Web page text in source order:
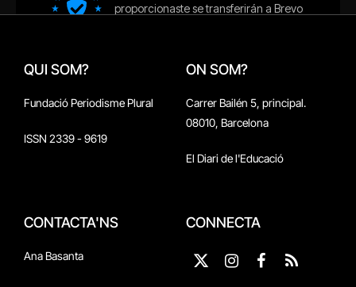
QUI SOM?
Fundació Periodisme Plural
ISSN 2339 - 9619
ON SOM?
Carrer Bailén 5, principal.
08010, Barcelona
El Diari de l'Educació
CONTACTA'NS
Ana Basanta
CONNECTA
X
Instagram
Facebook
RSS